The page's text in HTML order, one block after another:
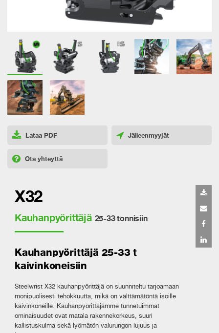
Lataa PDF Jälleenmyyjät
Ota yhteyttä
X32
Kauhanpyörittäjä 25-33 tonnisiin
Kauhanpyörittäjä 25-33 t
kaivinkoneisiin
Steelwrist X32 kauhanpyörittäjä on suunniteltu tarjoamaan
monipuolisesti tehokkuutta, mikä on välttämätöntä isoille
kaivinkoneille. Kauhanpyörittäjämme tunnetuimmat
ominaisuudet ovat matala rakennekorkeus, suuri
kallistuskulma sekä lyömätön valurungon lujuus ja